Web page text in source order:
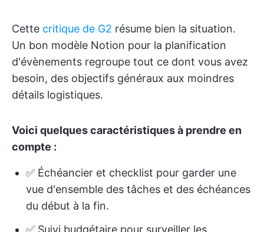
Cette critique de G2 résume bien la situation.
Un bon modèle Notion pour la planification
d'évènements regroupe tout ce dont vous avez
besoin, des objectifs généraux aux moindres
détails logistiques.
Voici quelques caractéristiques à prendre en
compte :
✅ Échéancier et checklist pour garder une
vue d'ensemble des tâches et des échéances
du début à la fin.
✅ Suivi budgétaire pour surveiller les